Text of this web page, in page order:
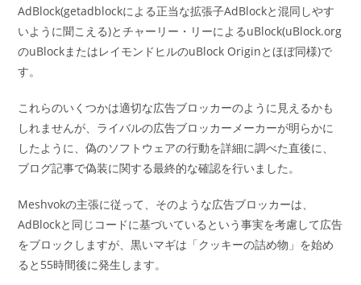
AdBlock(getadblockによる正当な拡張子AdBlockと混同しやす
いように聞こえる)とチャーリー・リーによるuBlock(uBlock.org
のuBlockまたはレイモンドヒルのuBlock Originとほぼ同様)で
す。
これらのいくつかは適切な広告ブロッカーのように見えるかも
しれませんが、ライバルの広告ブロッカーメーカーが明らかに
したように、偽のソフトウェアの行動を詳細に調べた直後に、
ブログ記事で偽装に関する最終的な確認を行いました。
Meshvokの主張に従って、そのような広告ブロッカーは、
AdBlockと同じコードに基づいているという事実を考慮して広告
をブロックしますが、黒いマギは「クッキーの詰め物」を始め
ると55時間後に発生します。